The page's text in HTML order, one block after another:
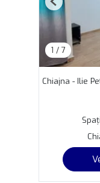
1 / 7
Previous
Chiajna - Ilie